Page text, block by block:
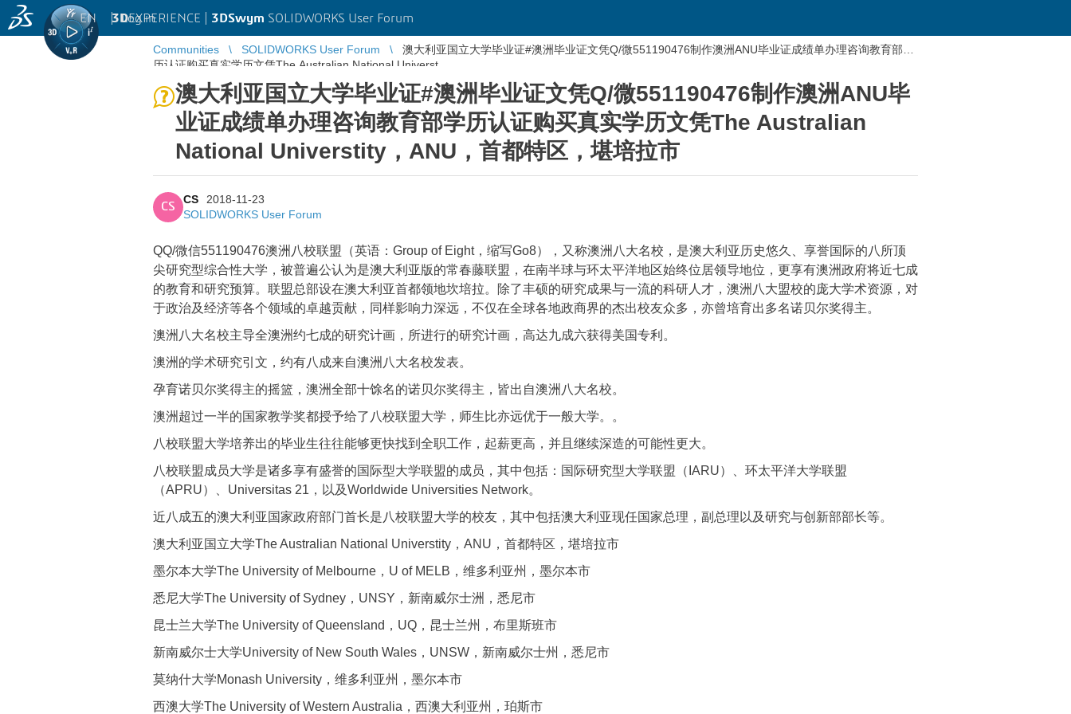
3DEXPERIENCE | 3DSwym SOLIDWORKS User Forum
EN | Log in
Communities SOLIDWORKS User Forum
澳大利亚国立大学毕业证#澳洲毕业证文凭Q/微551190476制作澳洲ANU毕业证成绩单办理咨询教育部学
历认证购买真实学历文凭The Australian National Universt ...
澳大利亚国立大学毕业证#澳洲毕业证文凭Q/微551190476制作澳洲ANU毕
业证成绩单办理咨询教育部学历认证购买真实学历文凭The Australian
National Universtity，ANU，首都特区，堪培拉市
CS
CS
2018-11-23
SOLIDWORKS User Forum
QQ/微信551190476澳洲八校联盟（英语：Group of Eight，缩写Go8），又称澳洲八大名校，是澳大利亚历史悠久、享誉国际的八所顶
尖研究型综合性大学，被普遍公认为是澳大利亚版的常春藤联盟，在南半球与环太平洋地区始终位居领导地位，更享有澳洲政府将近七成
的教育和研究预算。联盟总部设在澳大利亚首都领地坎培拉。除了丰硕的研究成果与一流的科研人才，澳洲八大盟校的庞大学术资源，对
于政治及经济等各个领域的卓越贡献，同样影响力深远，不仅在全球各地政商界的杰出校友众多，亦曾培育出多名诺贝尔奖得主。
澳洲八大名校主导全澳洲约七成的研究计画，所进行的研究计画，高达九成六获得美国专利。
澳洲的学术研究引文，约有八成来自澳洲八大名校发表。
孕育诺贝尔奖得主的摇篮，澳洲全部十馀名的诺贝尔奖得主，皆出自澳洲八大名校。
澳洲超过一半的国家教学奖都授予给了八校联盟大学，师生比亦远优于一般大学。。
八校联盟大学培养出的毕业生往往能够更快找到全职工作，起薪更高，并且继续深造的可能性更大。
八校联盟成员大学是诸多享有盛誉的国际型大学联盟的成员，其中包括：国际研究型大学联盟（IARU）、环太平洋大学联盟
（APRU）、Universitas 21，以及Worldwide Universities Network。
近八成五的澳大利亚国家政府部门首长是八校联盟大学的校友，其中包括澳大利亚现任国家总理，副总理以及研究与创新部部长等。
澳大利亚国立大学The Australian National Universtity，ANU，首都特区，堪培拉市
墨尔本大学The University of Melbourne，U of MELB，维多利亚州，墨尔本市
悉尼大学The University of Sydney，UNSY，新南威尔士洲，悉尼市
昆士兰大学The University of Queensland，UQ，昆士兰州，布里斯班市
新南威尔士大学University of New South Wales，UNSW，新南威尔士州，悉尼市
莫纳什大学Monash University，维多利亚州，墨尔本市
西澳大学The University of Western Australia，西澳大利亚州，珀斯市